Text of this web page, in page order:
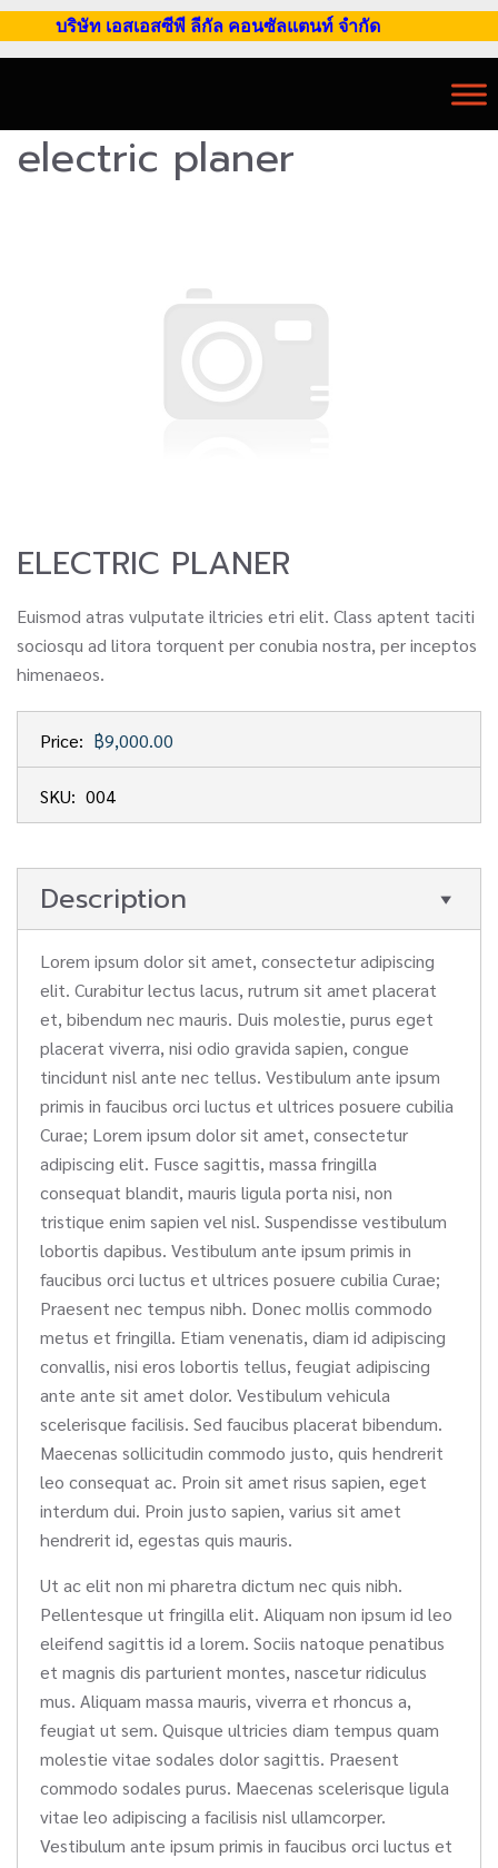
บริษัท เอสเอสซีพี ลีกัล คอนซัลแตนท์ จำกัด
electric planer
ELECTRIC PLANER
Euismod atras vulputate iltricies etri elit. Class aptent taciti
sociosqu ad litora torquent per conubia nostra, per inceptos
himenaeos.
Price: ฿9,000.00
SKU: 004
Description
Lorem ipsum dolor sit amet, consectetur adipiscing
elit. Curabitur lectus lacus, rutrum sit amet placerat
et, bibendum nec mauris. Duis molestie, purus eget
placerat viverra, nisi odio gravida sapien, congue
tincidunt nisl ante nec tellus. Vestibulum ante ipsum
primis in faucibus orci luctus et ultrices posuere cubilia
Curae; Lorem ipsum dolor sit amet, consectetur
adipiscing elit. Fusce sagittis, massa fringilla
consequat blandit, mauris ligula porta nisi, non
tristique enim sapien vel nisl. Suspendisse vestibulum
lobortis dapibus. Vestibulum ante ipsum primis in
faucibus orci luctus et ultrices posuere cubilia Curae;
Praesent nec tempus nibh. Donec mollis commodo
metus et fringilla. Etiam venenatis, diam id adipiscing
convallis, nisi eros lobortis tellus, feugiat adipiscing
ante ante sit amet dolor. Vestibulum vehicula
scelerisque facilisis. Sed faucibus placerat bibendum.
Maecenas sollicitudin commodo justo, quis hendrerit
leo consequat ac. Proin sit amet risus sapien, eget
interdum dui. Proin justo sapien, varius sit amet
hendrerit id, egestas quis mauris.
Ut ac elit non mi pharetra dictum nec quis nibh.
Pellentesque ut fringilla elit. Aliquam non ipsum id leo
eleifend sagittis id a lorem. Sociis natoque penatibus
et magnis dis parturient montes, nascetur ridiculus
mus. Aliquam massa mauris, viverra et rhoncus a,
feugiat ut sem. Quisque ultricies diam tempus quam
molestie vitae sodales dolor sagittis. Praesent
commodo sodales purus. Maecenas scelerisque ligula
vitae leo adipiscing a facilisis nisl ullamcorper.
Vestibulum ante ipsum primis in faucibus orci luctus et